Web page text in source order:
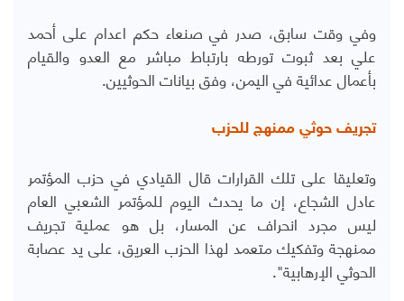
وفي وقت سابق، صدر في صنعاء حكم اعدام على أحمد
علي بعد ثبوت تورطه بارتباط مباشر مع العدو والقيام
بأعمال عدائية في اليمن، وفق بيانات الحوثيين.
تجريف حوثي ممنهج للحزب
وتعليقا على تلك القرارات قال القيادي في حزب المؤتمر
عادل الشجاع، إن ما يحدث اليوم للمؤتمر الشعبي العام
ليس مجرد انحراف عن المسار، بل هو عملية تجريف
ممنهجة وتفكيك متعمد لهذا الحزب العريق، على يد عصابة
الحوثي الإرهابية".